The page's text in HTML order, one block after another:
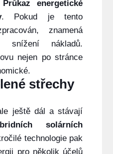
Průkaz energetické
. Pokud je tento
znamená
nákladů.
nejen po stránce
střechy
ještě dál a stávají
solárních
technologie pak
pro několik účelů